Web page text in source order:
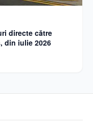
directe către
din iulie 2026